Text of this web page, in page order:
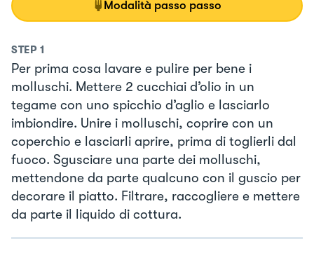
Modalità passo passo
STEP 1
Per prima cosa lavare e pulire per bene i
molluschi. Mettere 2 cucchiai d’olio in un
tegame con uno spicchio d’aglio e lasciarlo
imbiondire. Unire i molluschi, coprire con un
coperchio e lasciarli aprire, prima di toglierli dal
fuoco. Sgusciare una parte dei molluschi,
mettendone da parte qualcuno con il guscio per
decorare il piatto. Filtrare, raccogliere e mettere
da parte il liquido di cottura.